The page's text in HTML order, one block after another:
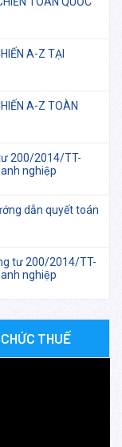
A-Z TẠI
A-Z TOÀN
200/2014/TT-
nghiệp
dẫn quyết toán
tư 200/2014/TT-
nghiệp
THUẾ